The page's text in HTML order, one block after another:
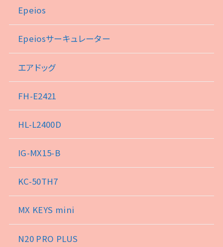
Epeios
Epeiosサーキュレーター
エアドッグ
FH-E2421
HL-L2400D
IG-MX15-B
KC-50TH7
MX KEYS mini
N20 PRO PLUS